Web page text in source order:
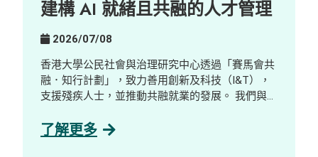
建構 AI 就緒且共融的人才管理
2026/07/08
香港大學公民社會與治理研究中心透過「賽馬會共
融．知行計劃」，致力善用創新及科技（I&T），
支援殘疾人士，並推動共融就業的發展。 我們與數
合作，舉辦了一場工作體驗及探索工作坊，對象包
了解更多